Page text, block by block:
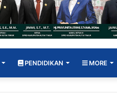
PENDIDIKAN MORE